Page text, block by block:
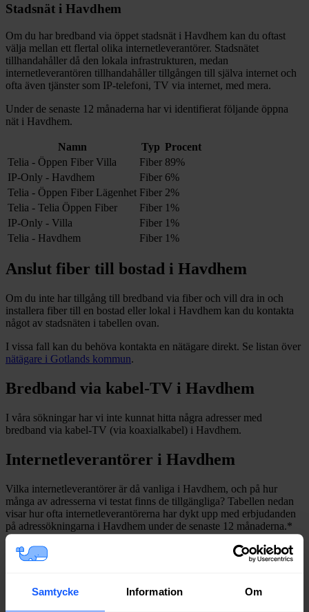
Samtycke Information Om
Stadsnät i Havdhem
Om du har bredband via öppet stadsnät i Havdhem kan du oftast
välja mellan ett flertal olika internetleverantörer. Stadsnätet
tillhandahåller då den lokala infrastrukturen, medan
internetleverantören tillhandahåller tillgången till själva internet och
ofta även tjänster som IP-telefoni, TV via internet, med mera.
Under de senaste 12 månaderna har vi identifierat följande öppna
nät i Havdhem.
Namn Typ Procent
Telia - Öppen Fiber Villa
Fiber 89%
IP-Only - Havdhem
Fiber 6%
Telia - Öppen Fiber Lägenhet Fiber 2%
Telia - Telia Öppen Fiber
Fiber 1%
IP-Only - Villa
Fiber 1%
Telia - Havdhem
Fiber 1%
Anslut fiber till bostad i Havdhem
Om du inte har tillgång till bredband via fiber och vill dra in och
installera fiber till en bostad eller lokal i Havdhem kan du kontakta
något av stadsnäten i tabellen ovan.
I vissa fall kan du behöva kontakta en nätägare direkt. Se listan över
nätägare i Gotlands kommun.
Bredband via kabel-TV i Havdhem
I våra sökningar har vi inte kunnat hitta några adresser med
bredband via kabel-TV (via koaxialkabel) i Havdhem.
Internetleverantörer i Havdhem
Vilka internetleverantörer är då vanliga i Havdhem, och på hur
många av adresserna vi testat finns de tillgängliga? Tabellen nedan
visar hur ofta internetleverantörerna har dykt upp med erbjudanden
på adressökningarna i Havdhem under de senaste 12 månaderna.*
Avser sökningar där det finns fast bredband på adressen.
Net at Once Fiber